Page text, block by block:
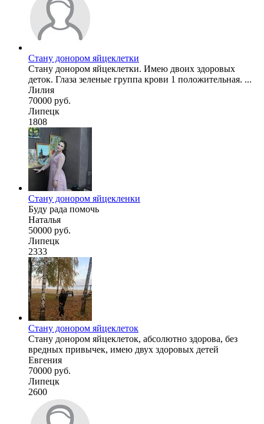
Стану донором яйцеклетки
Стану донором яйцеклетки. Имею двоих здоровых
деток. Глаза зеленые группа крови 1 положительная. ...
Лилия
70000 руб.
Липецк
1808
Стану донором яйцекленки
Буду рада помочь
Наталья
50000 руб.
Липецк
2333
Стану донором яйцеклеток
Стану донором яйцеклеток, абсолютно здорова, без
вредных привычек, имею двух здоровых детей
Евгения
70000 руб.
Липецк
2600